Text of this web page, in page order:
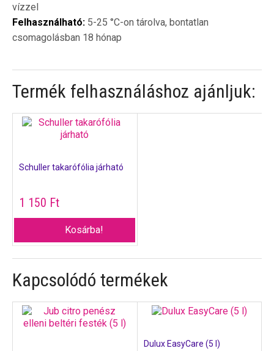
vízzel
Felhasználható: 5-25 °C-on tárolva, bontatlan
csomagolásban 18 hónap
Termék felhasználáshoz ajánljuk:
Schuller takarófólia járható
1 150 Ft
Kosárba!
Kapcsolódó termékek
Dulux EasyCare (5 l)